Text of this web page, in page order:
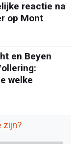
reactie na
op Mont
en Beyen
welke
zijn?